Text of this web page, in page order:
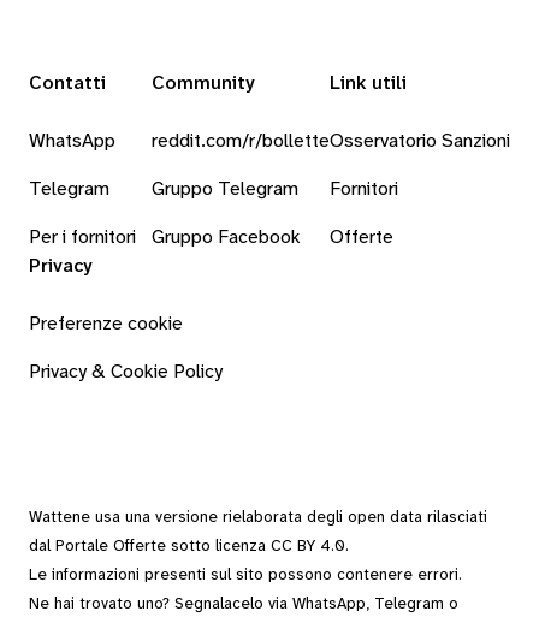
Contatti
WhatsApp
Telegram
Per i fornitori
Community
reddit.com/r/bollette
Gruppo Telegram
Gruppo Facebook
Link utili
Osservatorio Sanzioni
Fornitori
Offerte
Privacy
Preferenze cookie
Privacy & Cookie Policy
Wattene usa una versione rielaborata degli open data rilasciati
dal Portale Offerte sotto licenza CC BY 4.0.
Le informazioni presenti sul sito possono contenere errori.
Ne hai trovato uno? Segnalacelo via WhatsApp, Telegram o